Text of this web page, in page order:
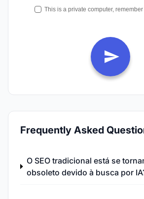
Frequently Asked
O SEO tradicional está se
obsoleto devido à busca por